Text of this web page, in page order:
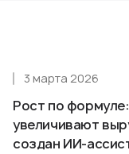
Рост по
увеличивают
создан ИИ-
3 марта 2026